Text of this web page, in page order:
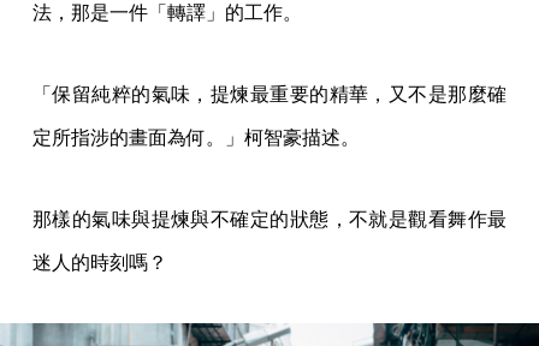
法，那是一件「轉譯」的工作。
「保留純粹的氣味，提煉最重要的精華，又不是那麼確
定所指涉的畫面為何。」柯智豪描述。
那樣的氣味與提煉與不確定的狀態，不就是觀看舞作最
迷人的時刻嗎？